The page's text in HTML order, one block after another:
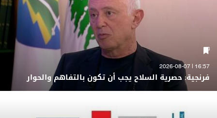
16:57 | 2026-08-07
فرنجية: حصرية السلاح يجب أن تكون بالتفاهم والحوار